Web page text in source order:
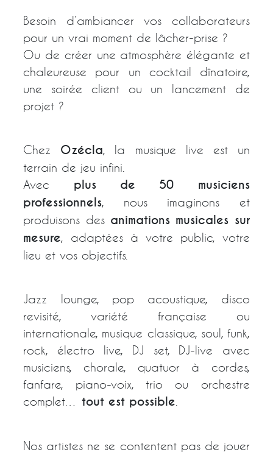
Besoin d’ambiancer vos collaborateurs
pour un vrai moment de lâcher-prise ?
Ou de créer une atmosphère élégante et
chaleureuse pour un cocktail dînatoire,
une soirée client ou un lancement de
projet ?
Chez Ozécla, la musique live est un
terrain de jeu infini.
Avec plus de 50 musiciens
professionnels, nous imaginons et
produisons des animations musicales sur
mesure, adaptées à votre public, votre
lieu et vos objectifs.
Jazz lounge, pop acoustique, disco
revisité, variété française ou
internationale, musique classique, soul, funk,
rock, électro live, DJ set, DJ-live avec
musiciens, chorale, quatuor à cordes,
fanfare, piano-voix, trio ou orchestre
complet…tout est possible
Nos artistes ne se contentent pas de jouer